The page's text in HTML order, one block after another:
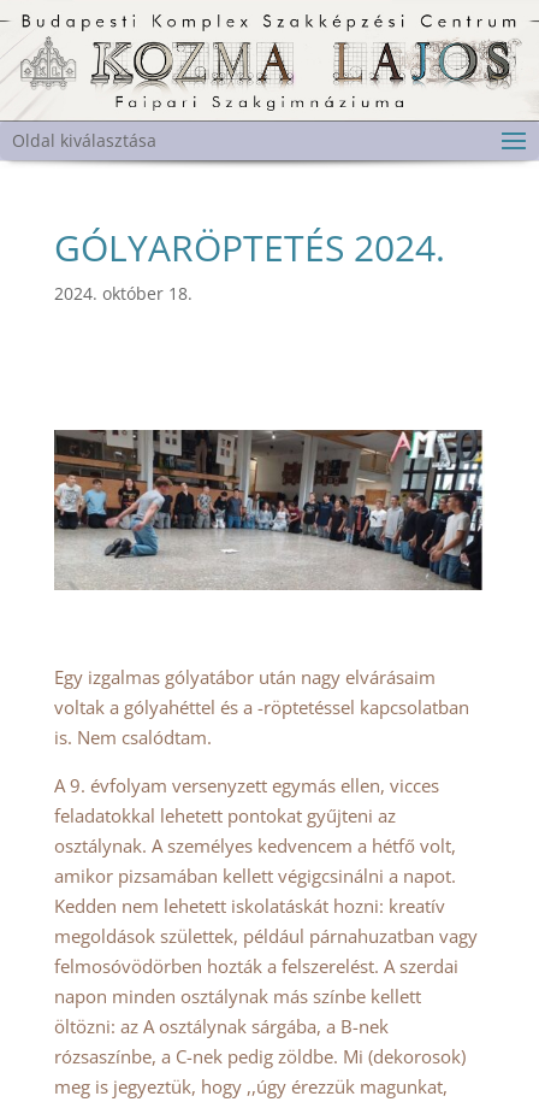
Oldal kiválasztása
GÓLYARÖPTETÉS 2024.
2024. október 18.
Egy izgalmas gólyatábor után nagy elvárásaim
voltak a gólyahéttel és a -röptetéssel kapcsolatban
is. Nem csalódtam.
A 9. évfolyam versenyzett egymás ellen, vicces
feladatokkal lehetett pontokat gyűjteni az
osztálynak. A személyes kedvencem a hétfő volt,
amikor pizsamában kellett végigcsinálni a napot.
Kedden nem lehetett iskolatáskát hozni: kreatív
megoldások születtek, például párnahuzatban vagy
felmosóvödörben hozták a felszerelést. A szerdai
napon minden osztálynak más színbe kellett
öltözni: az A osztálynak sárgába, a B-nek
rózsaszínbe, a C-nek pedig zöldbe. Mi (dekorosok)
meg is jegyeztük, hogy ,,úgy érezzük magunkat,